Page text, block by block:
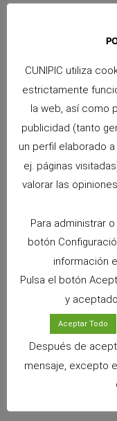
Snacks Alpha Pro: 6
9 junio, 2026 No hay
Si convives con un
otro pequeño
forman parte de los
Leer más »
CUNIPIC utiliza
estrictamente
la web, así como
publicidad (tanto
un perfil elaborado
ej. páginas
valorar las
Para administrar
botón
información
Pulsa el botón
y
Aceptar Todo
Después de
mensaje, excepto